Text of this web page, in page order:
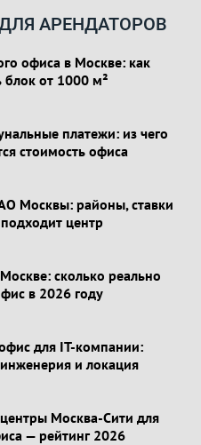
АРЕНДАТОРОВ
офиса в Москве: как
блок от 1000 м²
платежи: из чего
стоимость офиса
Москвы: районы, ставки
центр
сколько реально
в 2026 году
для IT-компании:
и локация
Москва-Сити для
— рейтинг 2026